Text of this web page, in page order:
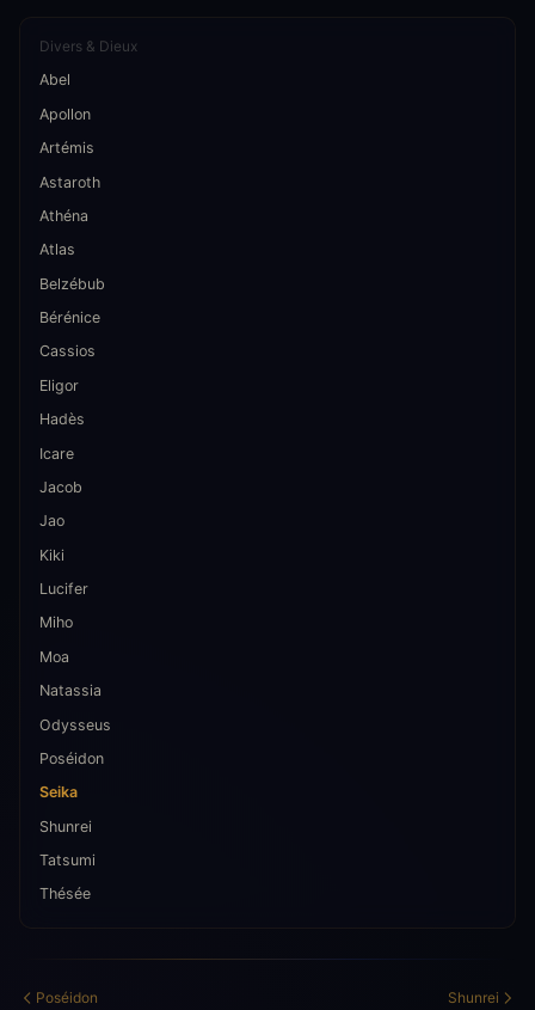
Divers & Dieux
Abel
Apollon
Artémis
Astaroth
Athéna
Atlas
Belzébub
Bérénice
Cassios
Eligor
Hadès
Icare
Jacob
Jao
Kiki
Lucifer
Miho
Moa
Natassia
Odysseus
Poséidon
Seika
Shunrei
Tatsumi
Thésée
Poséidon Shunrei